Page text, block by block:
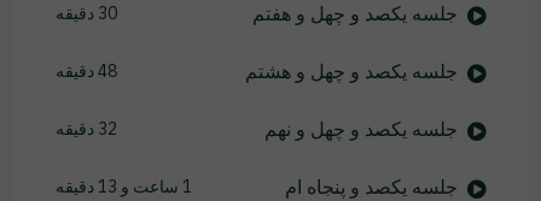
جلسه یکصد و چهل و هفتم 30 دقیقه
جلسه یکصد و چهل و هشتم 48 دقیقه
جلسه یکصد و چهل و نهم 32 دقیقه
جلسه یکصد و پنجاه ام 1 ساعت و 13 دقیقه